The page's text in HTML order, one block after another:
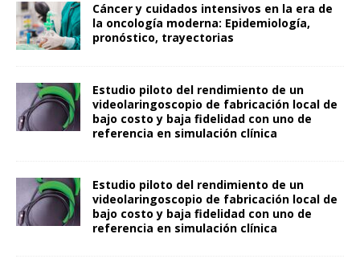
Cáncer y cuidados intensivos en la era de
la oncología moderna: Epidemiología,
pronóstico, trayectorias
Estudio piloto del rendimiento de un
videolaringoscopio de fabricación local de
bajo costo y baja fidelidad con uno de
referencia en simulación clínica
Estudio piloto del rendimiento de un
videolaringoscopio de fabricación local de
bajo costo y baja fidelidad con uno de
referencia en simulación clínica